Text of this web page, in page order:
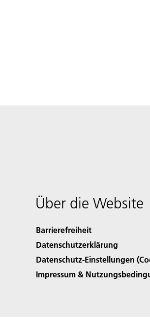
Über die Website
Barrierefreiheit
Datenschutzerklärung
Datenschutz-Einstellungen
Impressum &